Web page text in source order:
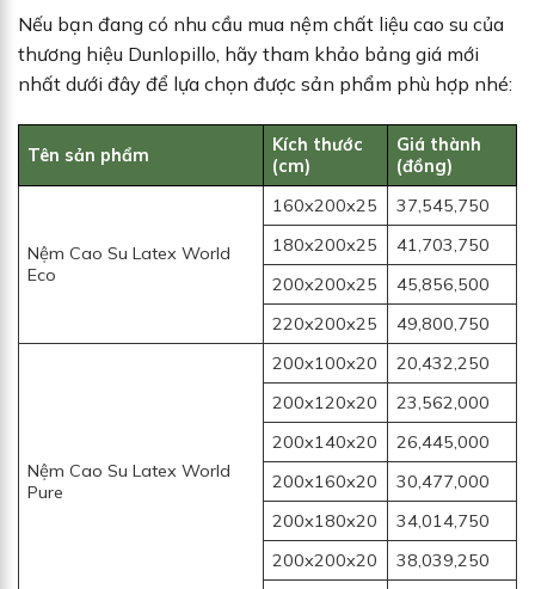
Nếu bạn đang có nhu cầu mua nệm chất liệu cao su của
thương hiệu Dunlopillo, hãy tham khảo bảng giá mới
nhất dưới đây để lựa chọn được sản phẩm phù hợp nhé:
Tên sản phẩm
Kích thước
(cm)
Giá thành
(đồng)
Nệm Cao Su Latex World
Eco
160x200x25
37,545,750
180x200x25
41,703,750
200x200x25
45,856,500
220x200x25
49,800,750
Nệm Cao Su Latex World
Pure
200x100x20
20,432,250
200x120x20
23,562,000
200x140x20
26,445,000
200x160x20
30,477,000
200x180x20
34,014,750
200x200x20
38,039,250